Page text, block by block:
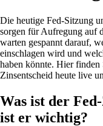
Die heutige Fed-Sitzung
sorgen für Aufregung auf
warten gespannt darauf,
einschlagen wird und
haben könnte. Hier
Zinsentscheid heute live
Was ist der
ist er wichtig?